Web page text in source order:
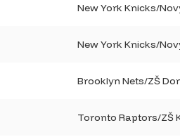
New York Knicks/
New York Knicks/
Brooklyn Nets/ZŠ
Toronto Raptors/ZŠ